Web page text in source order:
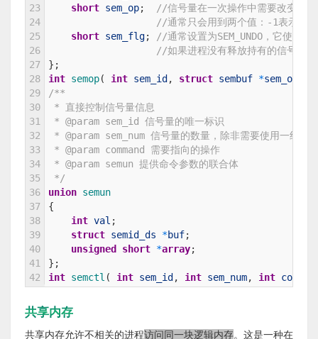
23
24
25
26
27
28
29
30
31
32
33
34
35
36
37
38
39
40
41
42
short sem_op;
//信号量在一次操作中需要改变的
//通常只会用到两个值：-1表示P操
short sem_flg;
//通常设置为SEM_UNDO，它使得
//如果进程没有释放持有的信号量
} ;
int semop( int sem_id , struct sembuf *sem_ops
/**
* 直接控制信号量信息
* @param sem_id 信号量的唯一标识
* @param sem_num 信号量的数量，除非需要使用一组信
* @param command 需要指向的操作
* @param semun 提供命令参数的联合体
*/
union semun
{
int val ;
struct semid_ds *buf;
unsigned
short *array;
} ;
int semctl ( int sem_id , int sem_num, int
共享内存
共享内存允许不相关的进程访问同一块逻辑内存。这是一种在